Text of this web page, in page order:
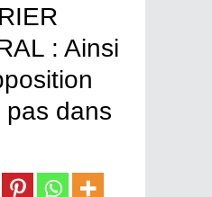
: Ainsi
pas dans